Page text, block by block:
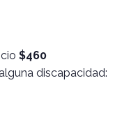
$460
discapacidad: